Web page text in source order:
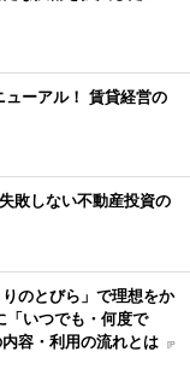
ューアル！ 賃貸経営の
敗しない不動産投資の
のとびら」で理想をか
「いつでも・何度で
容・利用の流れとは [P